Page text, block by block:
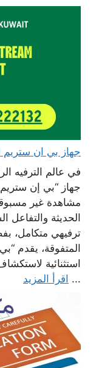
جهاز بي ان ستريم beIN STREAM الكويت مع اشتراك
في عالم الترفيه
جهاز “بي إن
مشاهدة غير
الحديثة
ترفيهي متكامل،
المتفوقة، يقدم
استثنائية
... اقرأ المزيد